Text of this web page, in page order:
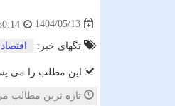
1404/05/13
تگهای خبر: اقتصاد
این مطلب را می
تازه ترین مطالب